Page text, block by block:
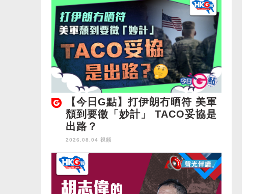
【今日G點】打伊朗冇晒符 美軍
頹到要徵「妙計」 TACO妥協是
出路？
2026.08.04 視頻